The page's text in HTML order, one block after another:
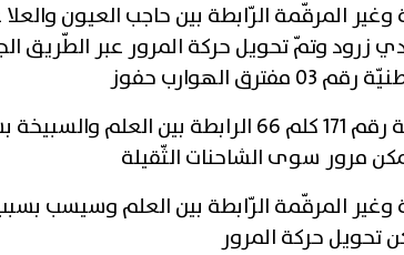
المرقّمة الرّابطة بين حاجب العيون
الهوارب حفوز
الطريق الجهوية رقم 171 كلم 66 الرابطة بين
مرور سوى الشاحنات الثّقيلة
وغير المرقّمة الرّابطة بين العلم وسيسب
تحويل حركة المرور